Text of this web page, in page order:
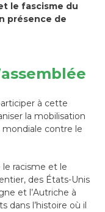
le fascisme du
présence de
à cette
la mobilisation
mondiale contre le
racisme et le
des États-Unis
et l’Autriche à
dans l’histoire où il